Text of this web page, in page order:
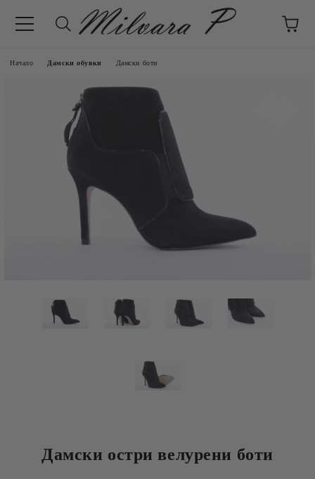
Начало Дамски обувки Дамски боти
Дамски остри велурени боти